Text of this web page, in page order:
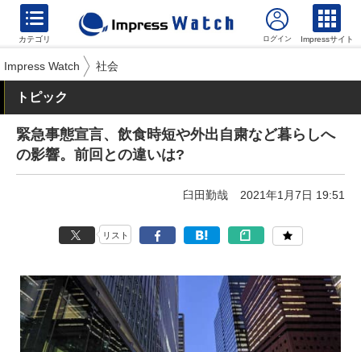
カテゴリ Impressサイト
Impress Watch 社会
トピック
緊急事態宣言、飲食時短や外出自粛など暮らしへ
の影響。前回との違いは?
臼田勤哉 2021年1月7日 19:51
リスト